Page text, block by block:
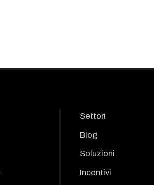
Settori
Blog
Soluzioni
Incentivi